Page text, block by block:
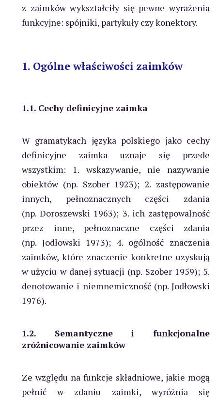
z zaimków wykształciły się pewne wyrażenia
funkcyjne: spójniki, partykuły czy konektory.
1. Ogólne właściwości zaimków
1.1. Cechy definicyjne zaimka
W gramatykach języka polskiego jako cechy
definicyjne zaimka uznaje się przede
wszystkim: 1. wskazywanie, nie nazywanie
obiektów (np. Szober 1923); 2. zastępowanie
innych, pełnoznacznych części zdania
(np. Doroszewski 1963); 3. ich zastępowalność
przez inne, pełnoznaczne części zdania
(np. Jodłowski 1973); 4. ogólność znaczenia
zaimków, które znaczenie konkretne uzyskują
w użyciu w danej sytuacji (np. Szober 1959); 5.
denotowanie i niemnemiczność (np. Jodłowski
1976).
1.2. Semantyczne i funkcjonalne
zróżnicowanie zaimków
Ze względu na funkcje składniowe, jakie mogą
pełnić w zdaniu zaimki, wyróżnia się